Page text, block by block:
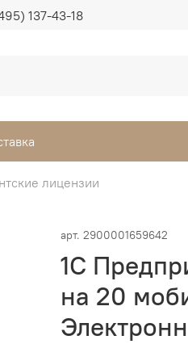
137-43-18
лицензии
арт. 2900001659642
1С
на 20